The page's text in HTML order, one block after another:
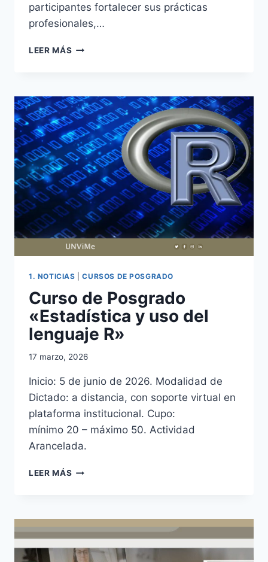
participantes fortalecer sus prácticas
profesionales,…
LEER MÁS AMPLÍAN
A
LA
DIPLOMATURA
EN
LECTURA,
EDUCACIÓN
Y
CULTURA
1. NOTICIAS |CURSOS DE POSGRADO
Curso de Posgrado
«Estadística y uso del
lenguaje R»
17 marzo, 2026
Inicio: 5 de junio de 2026. Modalidad de
Dictado: a distancia, con soporte virtual en
plataforma institucional. Cupo:
mínimo 20 – máximo 50. Actividad
Arancelada.
LEER MÁS CURSO
Y
USO
DEL
LENGUAJE